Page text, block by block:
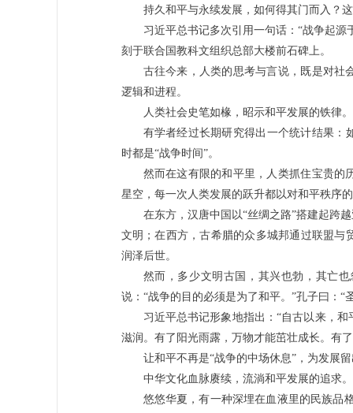
持久和平与永续发展，如何得其门而入？
习近平总书记多次引用一句话：“战争起
刻于联合国教科文组织总部大楼前石碑上。
古往今来，人类的思考与言说，既是对社
逻辑和进程。
人类社会史笔如椽，昭示和平发展的铁律。
有学者经过长期研究得出一个统计结果：
时都是“战争时间”。
然而在这有限的和平里，人类抓住宝贵的
星空，每一次人类发展的跃升都以对和平秩序
在东方，汉唐中国以“丝绸之路”搭建起跨
文明；在西方，古希腊的众多城邦通过联盟
润泽后世。
然而，多少文明古国，其兴也勃，其亡
说：“战争的目的必须是为了和平。”孔子曰：“
习近平总书记形象地指出：“自古以来，
滋润。有了阳光雨露，万物才能茁壮成长。有
让和平不再是“战争的中场休息”，为发展
中华文化血脉赓续，流淌和平发展的追求。
悠悠华夏，有一种深埋在血液里的民族品